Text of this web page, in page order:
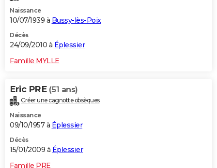
Naissance
10/07/1939 à Bussy-lès-Poix
Décès
24/09/2010 à Éplessier
Famille MYLLE
Eric PRE (51 ans)
Créer une cagnotte obsèques
Naissance
09/10/1957 à Éplessier
Décès
15/01/2009 à Éplessier
Famille PRE